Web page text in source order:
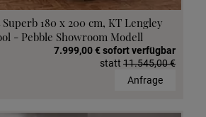
180 x 200 cm, KT Lengley
- Pebble Showroom Modell
7.999,00 € sofort verfügbar
statt 11.545,00 €
Anfrage